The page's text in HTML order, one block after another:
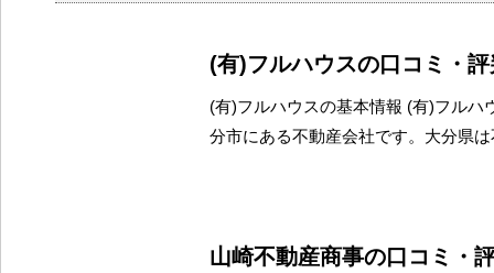
(有)フルハウスの口コミ・
(有)フルハウスの基本情報 (有)フルハ
分市にある不動産会社です。大分県
山崎不動産商事の口コミ・